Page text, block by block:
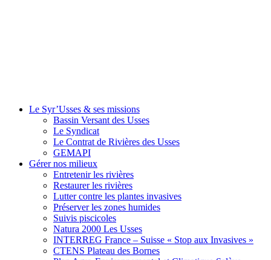
Le Syr’Usses & ses missions
Bassin Versant des Usses
Le Syndicat
Le Contrat de Rivières des Usses
GEMAPI
Gérernos milieux
Entretenir les rivières
Restaurer les rivières
Lutter contre les plantes invasives
Préserver les zones humides
Suivis piscicoles
Natura 2000 Les Usses
INTERREG France – Suisse « Stop aux Invasives »
CTENS Plateau des Bornes